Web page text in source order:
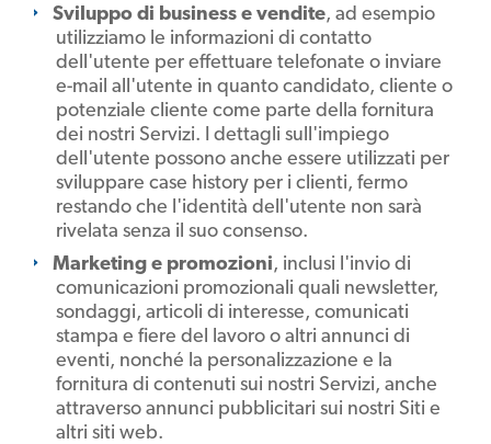
Sviluppo di business e vendite, ad esempio
utilizziamo le informazioni di contatto
dell'utente per effettuare telefonate o inviare
e-mail all'utente in quanto candidato, cliente o
potenziale cliente come parte della fornitura
dei nostri Servizi. I dettagli sull'impiego
dell'utente possono anche essere utilizzati per
sviluppare case history per i clienti, fermo
restando che l'identità dell'utente non sarà
rivelata senza il suo consenso.
Marketing e promozioni, inclusi l'invio di
comunicazioni promozionali quali newsletter,
sondaggi, articoli di interesse, comunicati
stampa e fiere del lavoro o altri annunci di
eventi, nonché la personalizzazione e la
fornitura di contenuti sui nostri Servizi, anche
attraverso annunci pubblicitari sui nostri Siti e
altri siti web.